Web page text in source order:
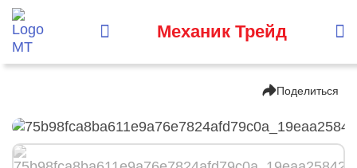
Механик Трейд
Поделиться